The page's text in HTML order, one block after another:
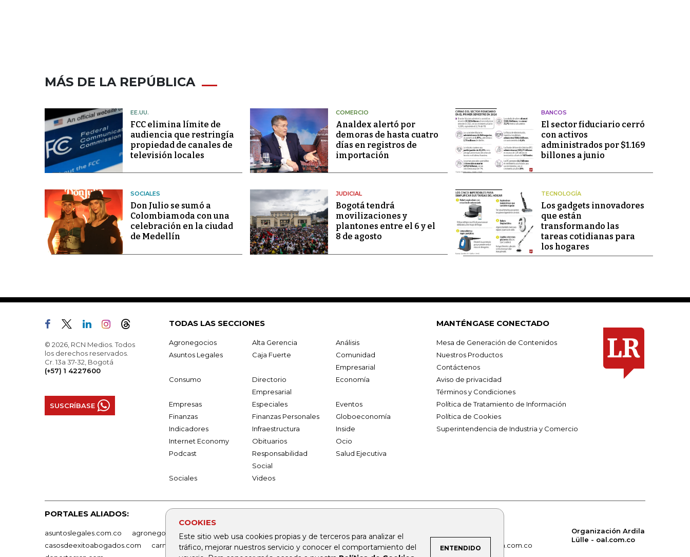
COOKIES
Este sitio web usa cookies propias y de terceros para analizar el
tráfico, mejorar nuestros servicio y conocer el comportamiento del
ENTENDIDO
MÁS DE LA REPÚBLICA
EE.UU.
FCC elimina límite de
audiencia que restringía
propiedad de canales de
televisión locales
COMERCIO
Analdex alertó por
demoras de hasta cuatro
días en registros de
importación
BANCOS
El sector fiduciario cerró
con activos
administrados por $1.169
billones a junio
SOCIALES
Don Julio se sumó a
Colombiamoda con una
celebración en la ciudad
de Medellín
JUDICIAL
Bogotá tendrá
movilizaciones y
plantones entre el 6 y el
8 de agosto
TECNOLOGÍA
Los gadgets innovadores
que están
transformando las
tareas cotidianas para
los hogares
© 2026, RCN Medios. Todos
los derechos reservados.
Cr. 13a 37-32, Bogotá
(+57) 1 4227600
SUSCRÍBASE
TODAS LAS SECCIONES
Agronegocios Alta Gerencia
Análisis
Asuntos Legales
Caja Fuerte
Comunidad
Empresarial
Consumo
Directorio
Empresarial
Economía
Empresas Especiales
Eventos
Finanzas
Finanzas Personales
Globoeconomía
Indicadores
Infraestructura
Inside
Internet Economy
Obituarios
Ocio
Podcast
Responsabilidad
Social
Salud Ejecutiva
Sociales Videos
MANTÉNGASE CONECTADO
Mesa de Generación de Contenidos
Nuestros Productos
Contáctenos
Aviso de privacidad
Términos y Condiciones
Política de Tratamiento de Información
Política de Cookies
Superintendencia de Industria y Comercio
PORTALES ALIADOS:
asuntoslegales.com.co agronegocios.co empresas.larepublica.co firmasdeabogados.com
bolsaencolombia.com
casosdeexitoabogados.com
carnavalindustriacultural.com canalrcn.com rcnradio.com noticiasrcn.com lafm.com.co
alerta.com.co
Organización Ardila
Lülle - oal.com.co